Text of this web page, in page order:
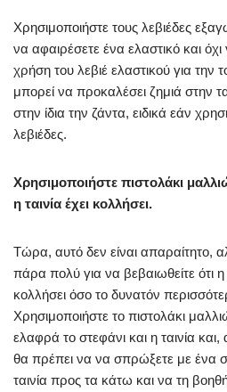
Χρησιμοποιήστε τους λεβιέδες
να αφαιρέσετε ένα ελαστικό και
χρήση του λεβιέ ελαστικού για την
μπορεί να προκαλέσει ζημιά στην
στην ίδια την ζάντα, ειδικά εάν
λεβιέδες.
Χρησιμοποιήστε πιστολάκι
η ταινία έχει κολλήσει.
Τώρα, αυτό δεν είναι απαραίτητο,
πάρα πολύ για να βεβαιωθείτε ότι η
κολλήσει όσο το δυνατόν
Χρησιμοποιήστε το πιστολάκι
ελαφρά το στεφάνι και η ταινία
θα πρέπει να να σπρώξετε με ένα
ταινία προς τα κάτω και να τη